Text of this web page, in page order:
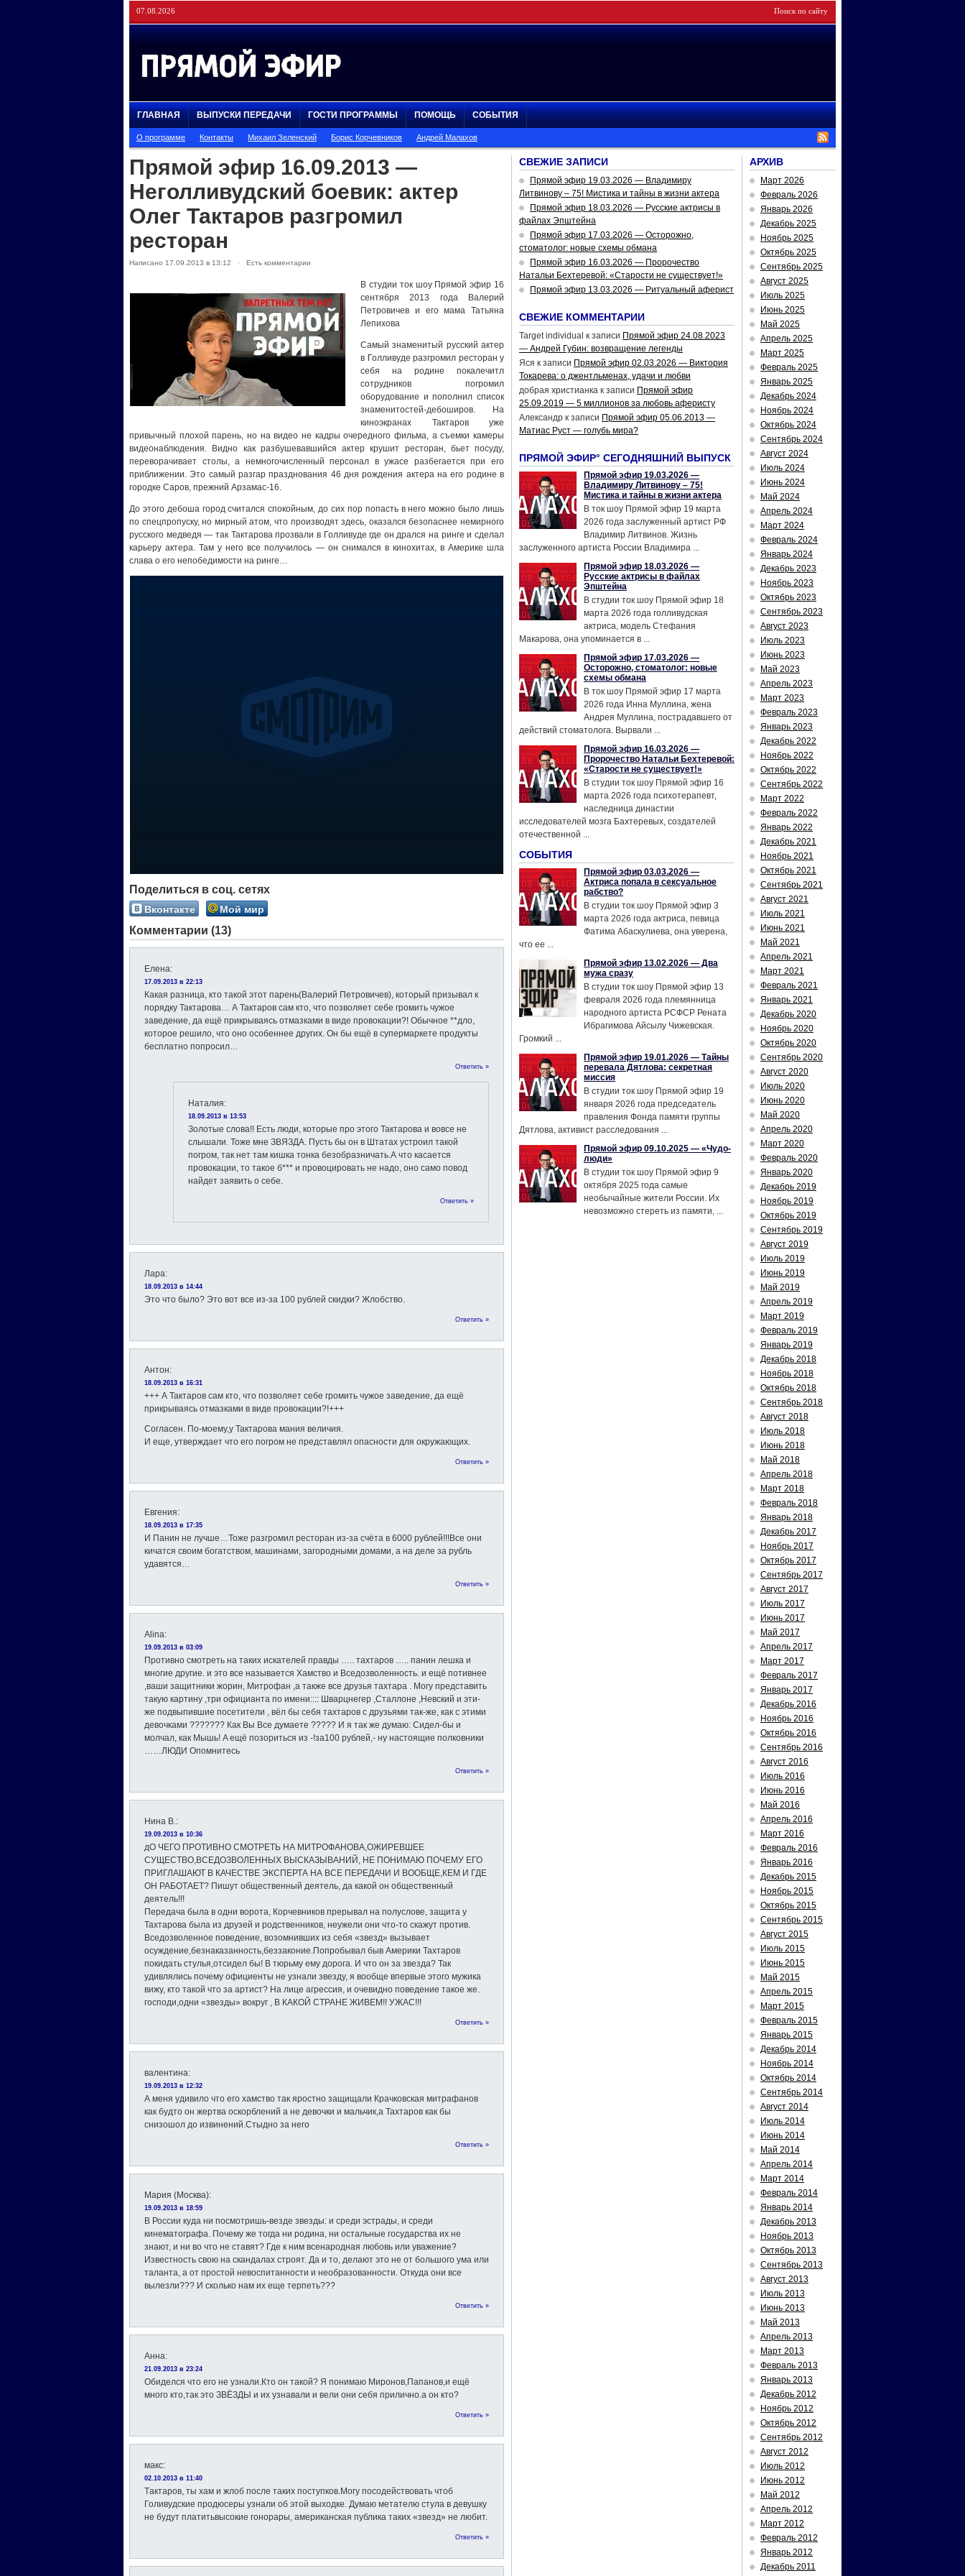
07.08.2026
ГЛАВНАЯ ВЫПУСКИ ПЕРЕДАЧИ ГОСТИ ПРОГРАММЫ ПОМОЩЬ СОБЫТИЯ
О программе Контакты Михаил Зеленский Борис Корчевников Андрей Малахов
Прямой эфир 16.09.2013 —
Неголливудский боевик: актер
Олег Тактаров разгромил
ресторан
Написано 17.09.2013 в 13:12 · Есть комментарии
В студии ток шоу Прямой эфир 16
сентября 2013 года Валерий
Петровичев и его мама Татьяна
Лепихова
Самый знаменитый русский актер
в Голливуде разгромил ресторан у
себя на родине покалечитл
сотрудников погромил
оборудование и пополнил список
знаменитостей-дебоширов. На
киноэкранах Тактаров уже
привычный плохой парень, но на видео не кадры очередного фильма, а съемки камеры
видеонаблюдения. Видно как разбушевавшийся актер крушит ресторан, бьет посуду,
переворачивает столы, а немногочисленный персонал в ужасе разбегается при его
приближении. Это самый разгар празднования 46 дня рождения актера на его родине в
городке Саров, прежний Арзамас-16.
До этого дебоша город считался спокойным, до сих пор попасть в него можно было лишь
по спецпропуску, но мирный атом, что производят здесь, оказался безопаснее немирного
русского медведя — так Тактарова прозвали в Голливуде где он дрался на ринге и сделал
карьеру актера. Там у него все получилось — он снимался в кинохитах, в Америке шла
слава о его непобедимости на ринге…
Поделиться в соц. сетях
Вконтакте Мой мир
Комментарии (13)
Елена:
17.09.2013 в 22:13
Какая разница, кто такой этот парень(Валерий Петровичев), который призывал к
порядку Тактарова… А Тактаров сам кто, что позволяет себе громить чужое
заведение, да ещё прикрываясь отмазками в виде провокации?! Обычное **дло,
которое решило, что оно особеннее других. Он бы ещё в супермаркете продукты
бесплатно попросил…
Ответить »
Наталия:
18.09.2013 в 13:53
Золотые слова!! Есть люди, которые про этого Тактарова и вовсе не
слышали. Тоже мне ЗВЯЗДА. Пусть бы он в Штатах устроил такой
погром, так нет там кишка тонка безобразничать.А что касается
провокации, то такое б*** и провоцировать не надо, оно само повод
найдет заявить о себе.
Ответить »
Лара:
18.09.2013 в 14:44
Это что было? Это вот все из-за 100 рублей скидки? Жлобство.
Ответить »
Антон:
18.09.2013 в 16:31
+++ А Тактаров сам кто, что позволяет себе громить чужое заведение, да ещё
прикрываясь отмазками в виде провокации?!+++
Согласен. По-моему,у Тактарова мания величия.
И еще, утверждает что его погром не представлял опасности для окружающих.
Ответить »
Евгения:
18.09.2013 в 17:35
И Панин не лучше…Тоже разгромил ресторан из-за счёта в 6000 рублей!!!Все они
кичатся своим богатством, машинами, загородными домами, а на деле за рубль
удавятся…
Ответить »
Alina:
19.09.2013 в 03:09
Противно смотреть на таких искателей правды ….. тахтаров ….. панин лешка и
многие другие. и это все называется Хамство и Вседозволенность. и ещё потивнее
,ваши защитники жорин, Митрофан ,а также все друзья тахтара . Mогу представить
такую картину ,три официанта по имени:::: Шварцнегер ,Сталлоне ,Невский и эти-
же подвыпившие посетители , вёл бы себя тахтаров с друзьями так-же, как с этими
девочками ??????? Как Вы Все думаете ????? И я так же думаю: Сидел-бы и
молчал, как Мышь! A ещё позориться из -!за100 рублей,- ну настоящие полковники
……ЛЮДИ Опомнитесь
Ответить »
Нина В.:
19.09.2013 в 10:36
дО ЧЕГО ПРОТИВНО СМОТРЕТЬ НА МИТРОФАНОВА,ОЖИРЕВШЕЕ
СУЩЕСТВО,ВСЕДОЗВОЛЕННЫХ ВЫСКАЗЫВАНИЙ, НЕ ПОНИМАЮ ПОЧЕМУ ЕГО
ПРИГЛАШАЮТ В КАЧЕСТВЕ ЭКСПЕРТА НА ВСЕ ПЕРЕДАЧИ И ВООБЩЕ,КЕМ И ГДЕ
ОН РАБОТАЕТ? Пишут общественный деятель, да какой он общественный
деятель!!!
Передача была в одни ворота, Корчевников прерывал на полуслове, защита у
Тахтарова была из друзей и родственников, неужели они что-то скажут против.
Вседозволенное поведение, возомнивших из себя «звезд» вызывает
осуждение,безнаказанность,беззаконие.Попробывал быв Америки Тахтаров
покидать стулья,отсидел бы! В тюрьму ему дорога. И что он за звезда? Так
удивлялись почему официенты не узнали звезду, я вообще впервые этого мужика
вижу, кто такой что за артист? На лице агрессия, и очевидно поведение такое же.
господи,одни «звезды» вокруг , В КАКОЙ СТРАНЕ ЖИВЕМ!! УЖАС!!!
Ответить »
валентина:
19.09.2013 в 12:32
А меня удивило что его хамство так яростно защищали Крачковская митрафанов
как будто он жертва оскорблений а не девочки и мальчик,а Тахтаров как бы
снизошол до извинений.Стыдно за него
Ответить »
Мария (Москва):
19.09.2013 в 18:59
В России куда ни посмотришь-везде звезды: и среди эстрады, и среди
кинематографа. Почему же тогда ни родина, ни остальные государства их не
знают, и ни во что не ставят? Где к ним всенародная любовь или уважение?
Известность свою на скандалах строят. Да и то, делают это не от большого ума или
таланта, а от простой невоспитанности и необразованности. Откуда они все
вылезли??? И сколько нам их еще терпеть???
Ответить »
Анна:
21.09.2013 в 23:24
Обиделся что его не узнали.Кто он такой? Я понимаю Миронов,Папанов,и ещё
много кто,так это ЗВЁЗДЫ и их узнавали и вели они себя прилично.а он кто?
Ответить »
макс:
02.10.2013 в 11:40
Tактаров, ты хам и жлоб после таких поступков.Могу посодействовать чтоб
Голивудские продюсеры узнали об этой выходке. Думаю метателю стула в девушку
не будут платитьвысокие гонорары, американская публика таких «звезд» не любит.
Ответить »
СВЕЖИЕ ЗАПИСИ
Прямой эфир 19.03.2026 — Владимиру
Литвинову – 75! Мистика и тайны в жизни актера
Прямой эфир 18.03.2026 — Русские актрисы в
файлах Эпштейна
Прямой эфир 17.03.2026 — Осторожно,
стоматолог: новые схемы обмана
Прямой эфир 16.03.2026 — Пророчество
Натальи Бехтеревой: «Старости не существует!»
Прямой эфир 13.03.2026 — Ритуальный аферист
СВЕЖИЕ КОММЕНТАРИИ
Target individual к записи Прямой эфир 24.08.2023
— Андрей Губин: возвращение легенды
Яся к записи Прямой эфир 02.03.2026 — Виктория
Токарева: о джентльменах, удачи и любви
добрая христианка к записи Прямой эфир
25.09.2019 — 5 миллионов за любовь аферисту
Александр к записи Прямой эфир 05.06.2013 —
Матиас Руст — голубь мира?
ПРЯМОЙ ЭФИР° СЕГОДНЯШНИЙ ВЫПУСК
Прямой эфир 19.03.2026 —
Владимиру Литвинову – 75!
Мистика и тайны в жизни актера
В ток шоу Прямой эфир 19 марта
2026 года заслуженный артист РФ
Владимир Литвинов. Жизнь
заслуженного артиста России Владимира ...
Прямой эфир 18.03.2026 —
Русские актрисы в файлах
Эпштейна
В студии ток шоу Прямой эфир 18
марта 2026 года голливудская
актриса, модель Стефания
Макарова, она упоминается в ...
Прямой эфир 17.03.2026 —
Осторожно, стоматолог: новые
схемы обмана
В ток шоу Прямой эфир 17 марта
2026 года Инна Муллина, жена
Андрея Муллина, пострадавшего от
действий стоматолога. Вырвали ...
Прямой эфир 16.03.2026 —
Пророчество Натальи Бехтеревой:
«Старости не существует!»
В студии ток шоу Прямой эфир 16
марта 2026 года психотерапевт,
наследница династии
исследователей мозга Бахтеревых, создателей
отечественной ...
СОБЫТИЯ
Прямой эфир 03.03.2026 —
Актриса попала в сексуальное
рабство?
В студии ток шоу Прямой эфир 3
марта 2026 года актриса, певица
Фатима Абаскулиева, она уверена,
что ее ...
Прямой эфир 13.02.2026 — Два
мужа сразу
В студии ток шоу Прямой эфир 13
февраля 2026 года племянница
народного артиста РСФСР Рената
Ибрагимова Айсылу Чижевская.
Громкий ...
Прямой эфир 19.01.2026 — Тайны
перевала Дятлова: секретная
миссия
В студии ток шоу Прямой эфир 19
января 2026 года председатель
правления Фонда памяти группы
Дятлова, активист расследования ...
Прямой эфир 09.10.2025 — «Чудо-
люди»
В студии ток шоу Прямой эфир 9
октября 2025 года самые
необычайные жители России. Их
невозможно стереть из памяти, ...
АРХИВ
Март 2026
Февраль 2026
Январь 2026
Декабрь 2025
Ноябрь 2025
Октябрь 2025
Сентябрь 2025
Август 2025
Июль 2025
Июнь 2025
Май 2025
Апрель 2025
Март 2025
Февраль 2025
Январь 2025
Декабрь 2024
Ноябрь 2024
Октябрь 2024
Сентябрь 2024
Август 2024
Июль 2024
Июнь 2024
Май 2024
Апрель 2024
Март 2024
Февраль 2024
Январь 2024
Декабрь 2023
Ноябрь 2023
Октябрь 2023
Сентябрь 2023
Август 2023
Июль 2023
Июнь 2023
Май 2023
Апрель 2023
Март 2023
Февраль 2023
Январь 2023
Декабрь 2022
Ноябрь 2022
Октябрь 2022
Сентябрь 2022
Март 2022
Февраль 2022
Январь 2022
Декабрь 2021
Ноябрь 2021
Октябрь 2021
Сентябрь 2021
Август 2021
Июль 2021
Июнь 2021
Май 2021
Апрель 2021
Март 2021
Февраль 2021
Январь 2021
Декабрь 2020
Ноябрь 2020
Октябрь 2020
Сентябрь 2020
Август 2020
Июль 2020
Июнь 2020
Май 2020
Апрель 2020
Март 2020
Февраль 2020
Январь 2020
Декабрь 2019
Ноябрь 2019
Октябрь 2019
Сентябрь 2019
Август 2019
Июль 2019
Июнь 2019
Май 2019
Апрель 2019
Март 2019
Февраль 2019
Январь 2019
Декабрь 2018
Ноябрь 2018
Октябрь 2018
Сентябрь 2018
Август 2018
Июль 2018
Июнь 2018
Май 2018
Апрель 2018
Март 2018
Февраль 2018
Январь 2018
Декабрь 2017
Ноябрь 2017
Октябрь 2017
Сентябрь 2017
Август 2017
Июль 2017
Июнь 2017
Май 2017
Апрель 2017
Март 2017
Февраль 2017
Январь 2017
Декабрь 2016
Ноябрь 2016
Октябрь 2016
Сентябрь 2016
Август 2016
Июль 2016
Июнь 2016
Май 2016
Апрель 2016
Март 2016
Февраль 2016
Январь 2016
Декабрь 2015
Ноябрь 2015
Октябрь 2015
Сентябрь 2015
Август 2015
Июль 2015
Июнь 2015
Май 2015
Апрель 2015
Март 2015
Февраль 2015
Январь 2015
Декабрь 2014
Ноябрь 2014
Октябрь 2014
Сентябрь 2014
Август 2014
Июль 2014
Июнь 2014
Май 2014
Апрель 2014
Март 2014
Февраль 2014
Январь 2014
Декабрь 2013
Ноябрь 2013
Октябрь 2013
Сентябрь 2013
Август 2013
Июль 2013
Июнь 2013
Май 2013
Апрель 2013
Март 2013
Февраль 2013
Январь 2013
Декабрь 2012
Ноябрь 2012
Октябрь 2012
Сентябрь 2012
Август 2012
Июль 2012
Июнь 2012
Май 2012
Апрель 2012
Март 2012
Февраль 2012
Январь 2012
Декабрь 2011